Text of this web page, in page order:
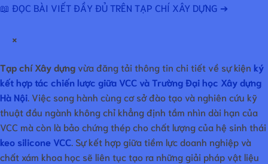
📖 ĐỌC BÀI VIẾT ĐẦY ĐỦ TRÊN TẠP CHÍ XÂY DỰNG ➔
×
Tạp chí Xây dựngvừa đăng tải thông tin chi tiết về sự kiện ký
kết hợp tác chiến lược giữa VCC và Trường Đại học Xây dựng
Hà Nội . Việc song hành cùng cơ sở đào tạo và nghiên cứu kỹ
thuật đầu ngành không chỉ khẳng định tầm nhìn dài hạn của
VCC mà còn là bảo chứng thép cho chất lượng của hệ sinh thái
keo silicone VCC . Sự kết hợp giữa tiềm lực doanh nghiệp và
chất xám khoa học sẽ liên tục tạo ra những giải pháp vật liệu